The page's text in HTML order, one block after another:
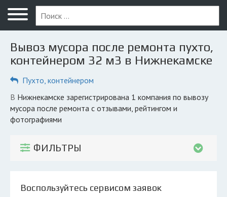
Меню
Главная
Вопрос юристу
Компании
КОМПАНИЯМ
© 2026 Все права защищены
Вывоз мусора после ремонта пухто,
контейнером 32 м3 в Нижнекамске
Пухто, контейнером
в Нижнекамске зарегистрирована 1 компания по вывозу
мусора после ремонта с отзывами, рейтингом и
фотографиями
ФИЛЬТРЫ
Воспользуйтесь сервисом заявок